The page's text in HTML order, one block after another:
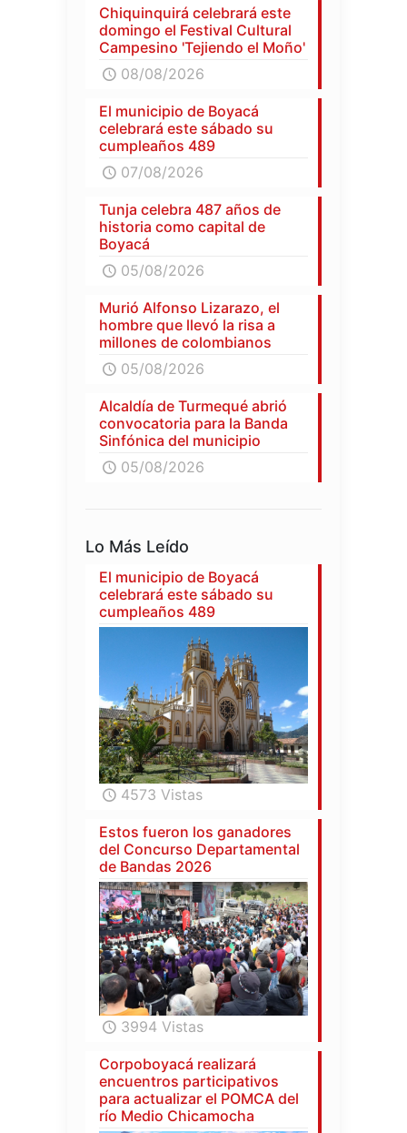
Chiquinquirá celebrará este
domingo el Festival Cultural
Campesino 'Tejiendo el Moño'
08/08/2026
El municipio de Boyacá
celebrará este sábado su
cumpleaños 489
07/08/2026
Tunja celebra 487 años de
historia como capital de
Boyacá
05/08/2026
Murió Alfonso Lizarazo, el
hombre que llevó la risa a
millones de colombianos
05/08/2026
Alcaldía de Turmequé abrió
convocatoria para la Banda
Sinfónica del municipio
05/08/2026
Lo Más Leído
El municipio de Boyacá
celebrará este sábado su
cumpleaños 489
4573 Vistas
Estos fueron los ganadores
del Concurso Departamental
de Bandas 2026
3994 Vistas
Corpoboyacá realizará
encuentros participativos
para actualizar el POMCA del
río Medio Chicamocha